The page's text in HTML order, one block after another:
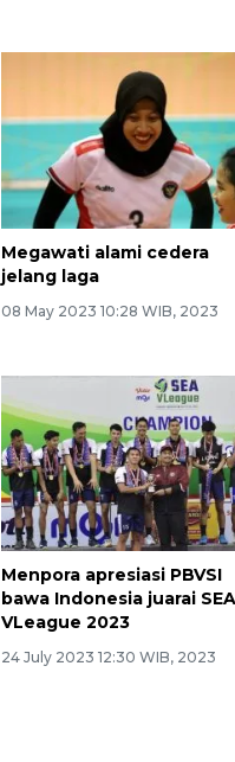
Megawati alami cedera
jelang laga
08 May 2023 10:28 WIB, 2023
Menpora apresiasi PBVSI
bawa Indonesia juarai SEA
VLeague 2023
24 July 2023 12:30 WIB, 2023